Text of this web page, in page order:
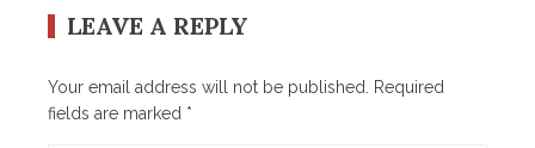
LEAVE A REPLY
Your email address will not be published.
Required
fields are marked *